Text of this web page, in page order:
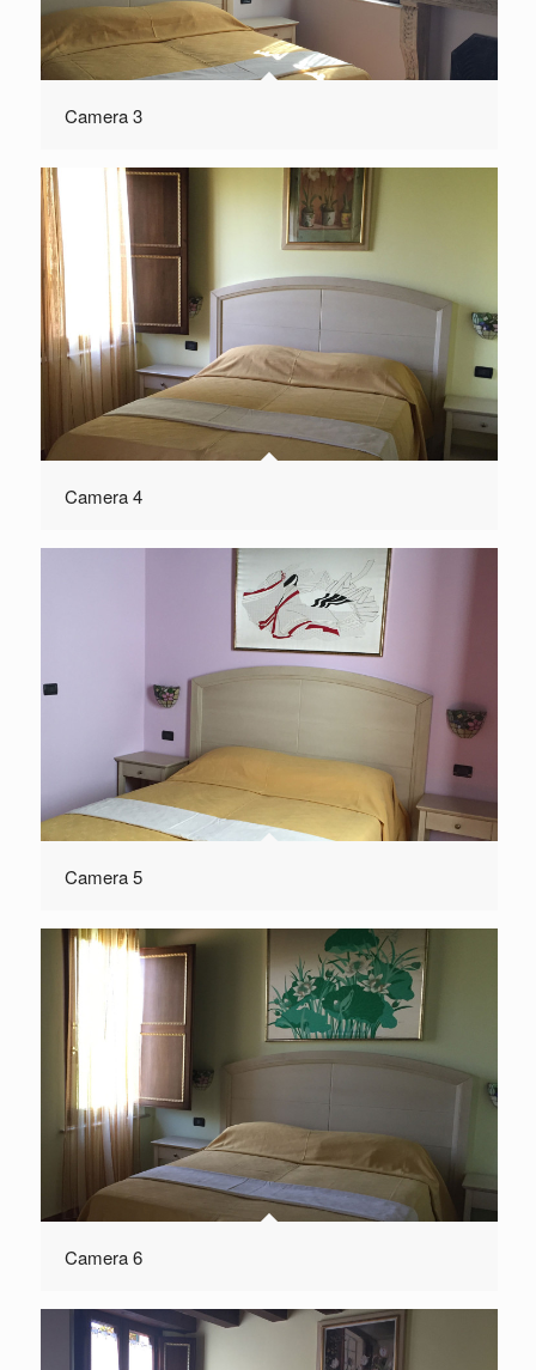
Camera 3
Camera 4
Camera 5
Camera 6